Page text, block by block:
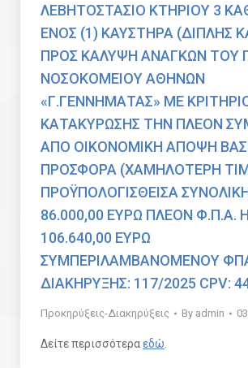
ΛΕΒΗΤΟΣΤΑΣΙΟ ΚΤΗΡΙΟΥ 3
ΕΝΟΣ (1) ΚΑΥΣΤΗΡΑ (ΔΙΠΛΗΣ
ΠΡΟΣ ΚΑΛΥΨΗ ΑΝΑΓΚΩΝ ΤΟΥ
ΝΟΣΟΚΟΜΕΙΟΥ ΑΘΗΝΩΝ
«Γ.ΓΕΝΝΗΜΑΤΑΣ» ΜΕ
ΚΑΤΑΚΥΡΩΣΗΣ ΤΗΝ ΠΛΕΟΝ
ΑΠΟ ΟΙΚΟΝΟΜΙΚΗ ΑΠΟΨΗ
ΠΡΟΣΦΟΡΑ (ΧΑΜΗΛΟΤΕΡΗ
ΠΡΟΫΠΟΛΟΓΙΣΘΕΙΣΑ
86.000,00 ΕΥΡΩ ΠΛΕΟΝ Φ.Π.Α.
106.640,00 ΕΥΡΩ
ΣΥΜΠΕΡΙΛΑΜΒΑΝΟΜΕΝΟΥ
ΔΙΑΚΗΡΥΞΗΣ: 117/2025 CPV:
Προκηρύξεις-Διακηρύξεις By admin
Δείτε περισσότεραεδώ